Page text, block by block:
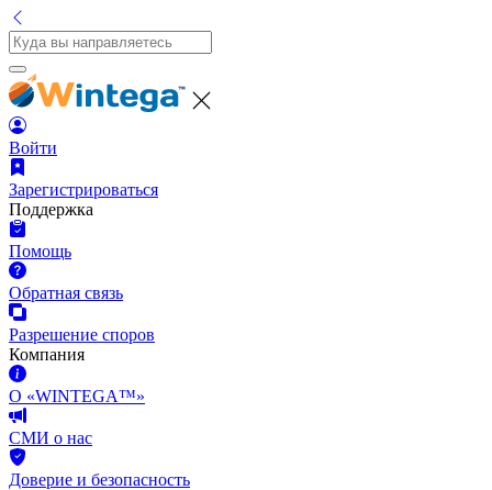
Войти
Зарегистрироваться
Поддержка
Помощь
Обратная связь
Разрешение споров
Компания
О «WINTEGA™»
СМИ о нас
Доверие и безопасность